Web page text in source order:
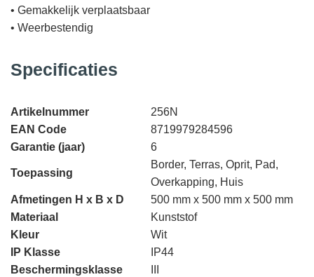
• Gemakkelijk verplaatsbaar
• Weerbestendig
Specificaties
Artikelnummer
256N
EAN Code
8719979284596
Garantie (jaar)
6
Toepassing
Border, Terras, Oprit, Pad,
Overkapping, Huis
Afmetingen H x B x D
500 mm x 500 mm x 500 mm
Materiaal
Kunststof
Kleur
Wit
IP Klasse
IP44
Beschermingsklasse